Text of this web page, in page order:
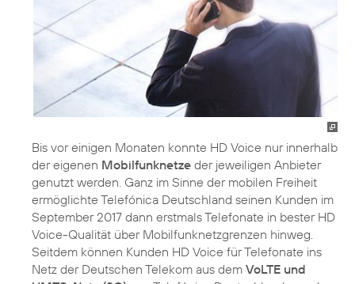
Bis vor einigen Monaten konnte HD Voice nur innerhalb
der eigenen Mobilfunknetze der jeweiligen Anbieter
genutzt werden. Ganz im Sinne der mobilen Freiheit
ermöglichte Telefónica Deutschland seinen Kunden im
September 2017 dann erstmals Telefonate in bester HD
Voice-Qualität über Mobilfunknetzgrenzen hinweg.
Seitdem können Kunden HD Voice für Telefonate ins
Netz der Deutschen Telekom aus dem VoLTE und